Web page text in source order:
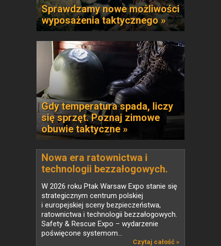
Sprawdzamy nowe możliwości
wyposażenia taktycznego »
Gdy temperatura spada, liczy
się sprzęt. Poznaj zimowe
obuwie taktyczne »
Nowa era ratownictwa i
technologii bezzałogowych.
Safety & Rescue Expo 2026 i
Drone World Expo łączą siły w
jednym miejscu
W 2026 roku Ptak Warsaw Expo stanie się
strategicznym centrum polskiej
i europejskiej sceny bezpieczeństwa,
ratownictwa i technologii bezzałogowych.
Safety & Rescue Expo – wydarzenie
poświęcone systemom...
Czytaj całość »